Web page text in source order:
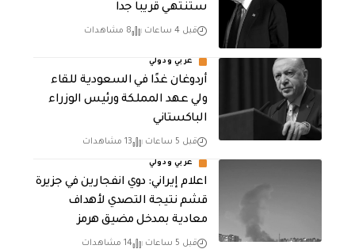
ستنتهي قريباً جداً
قبل 4 ساعات 8 مشاهدات
عربي ودولي
أردوغان غدًا في السعودية للقاء
ولي عهد المملكة ورئيس الوزراء
الباكستاني
قبل 5 ساعات 13 مشاهدات
عربي ودولي
اعلام إيراني: دوي انفجارين في جزيرة
قشم نتيجة التصدي لأهداف
معادية بمدخل مضيق هرمز
قبل 5 ساعات 14 مشاهدات